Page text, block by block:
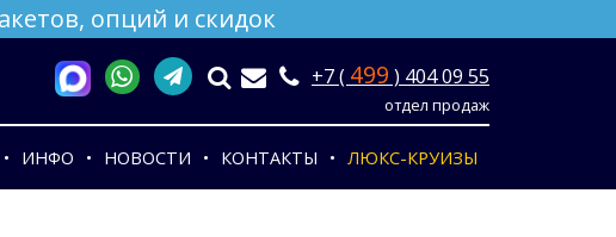
опций и скидок
+7 ( 499 ) 404 09 55
отдел продаж
ИНФО НОВОСТИ КОНТАКТЫ ЛЮКС-КРУИЗЫ